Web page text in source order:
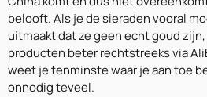
belooft. Als je de sieraden vooral
uitmaakt dat ze geen echt goud
producten beter rechtstreeks via
weet je tenminste waar je aan toe
onnodig teveel.